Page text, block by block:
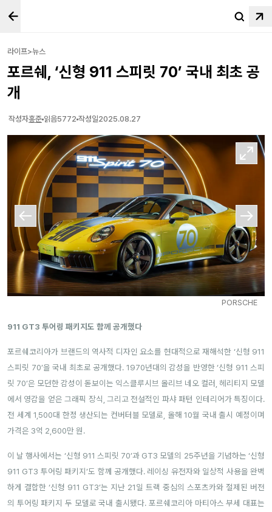
라이프>뉴스
포르쉐, ‘신형 911 스피릿 70’ 국내 최초 공
개
작성자홍준 읽음5772 작성일2025.08.27
PORSCHE
911 GT3 투어링 패키지도 함께 공개했다
포르쉐코리아가 브랜드의 역사적 디자인 요소를 현대적으로 재해석한 ‘신형 911
스피릿 70’을 국내 최초로 공개했다. 1970년대의 감성을 반영한 ‘신형 911 스피
릿 70’은 모던한 감성이 돋보이는 익스클루시브 올리브 네오 컬러, 헤리티지 모델
에서 영감을 얻은 그래픽 장식, 그리고 전설적인 파샤 패턴 인테리어가 특징이다.
전 세계 1,500대 한정 생산되는 컨버터블 모델로, 올해 10월 국내 출시 예정이며
가격은 3억 2,600만 원.
이 날 행사에서는 ‘신형 911 스피릿 70’과 GT3 모델의 25주년을 기념하는 ‘신형
911 GT3 투어링 패키지’도 함께 공개했다. 레이싱 유전자와 일상적 사용을 완벽
하게 결합한 ‘신형 911 GT3’는 지난 21일 트랙 중심의 스포츠카와 절제된 버전
의 투어링 패키지 두 모델로 국내 출시됐다. 포르쉐코리아 마티아스 부세 대표는